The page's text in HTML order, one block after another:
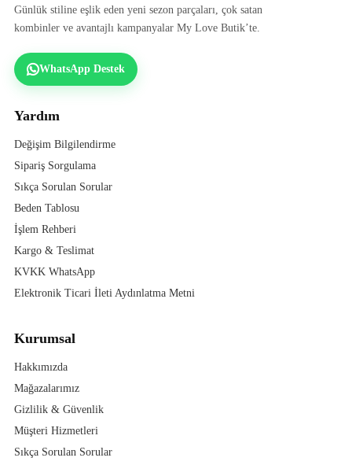
Günlük stiline eşlik eden yeni sezon parçaları, çok satan
kombinler ve avantajlı kampanyalar My Love Butik’te.
WhatsApp Destek
Yardım
Değişim Bilgilendirme
Sipariş Sorgulama
Sıkça Sorulan Sorular
Beden Tablosu
İşlem Rehberi
Kargo & Teslimat
KVKK WhatsApp
Elektronik Ticari İleti Aydınlatma Metni
Kurumsal
Hakkımızda
Mağazalarımız
Gizlilik & Güvenlik
Müşteri Hizmetleri
Sıkça Sorulan Sorular